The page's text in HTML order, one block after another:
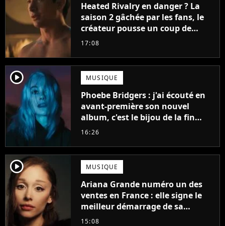
Heated Rivalry en danger ? La
saison 2 gâchée par les fans, le
créateur pousse un coup de
gueule
17:08
player2 MUSIQUE
Phoebe Bridgers : j'ai écouté en
avant-première son nouvel
album, c'est le bijou de la fin
d'été
16:26
player2 MUSIQUE
Ariana Grande numéro un des
ventes en France : elle signe le
meilleur démarrage de sa
carrière avec son album Petal
15:08